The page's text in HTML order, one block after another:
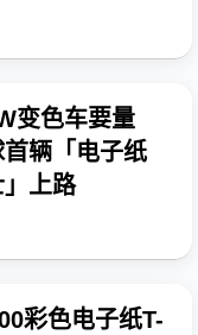
变色车要量
辆「电子纸
上路
彩色电子纸T-